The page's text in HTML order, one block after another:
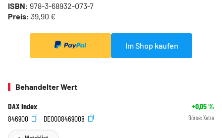
ISBN: 978-3-68932-073-7
Preis: 39,90 €
Im Shop kaufen
Behandelter Wert
DAX Index +0,05%
846900
DE0008469008 Börse: Xetra